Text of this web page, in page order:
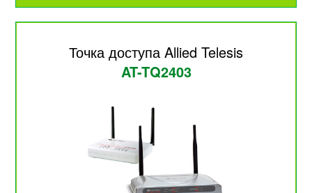
Точка доступа Allied Telesis
AT-TQ2403